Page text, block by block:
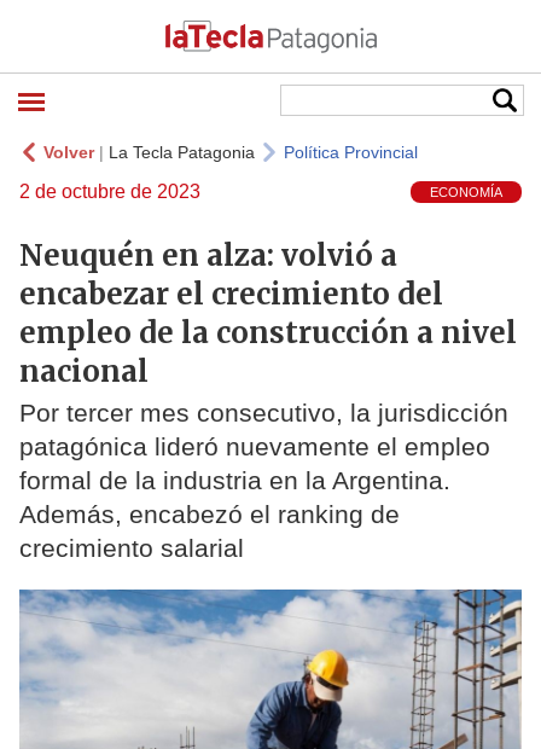
Volver| La Tecla Patagonia Política Provincial
2 de octubre de 2023 ECONOMÍA
Neuquén en alza: volvió a
encabezar el crecimiento del
empleo de la construcción a nivel
nacional
Por tercer mes consecutivo, la jurisdicción
patagónica lideró nuevamente el empleo
formal de la industria en la Argentina.
Además, encabezó el ranking de
crecimiento salarial